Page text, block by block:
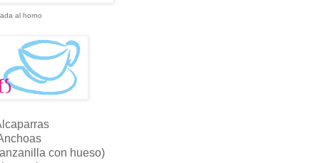
al horno
con hueso)